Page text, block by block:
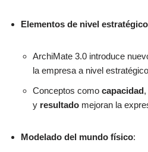
Elementos de nivel estratégico
ArchiMate 3.0 introduce
la empresa a nivel
Conceptos como capacidad,
y resultado mejoran la
Modelado del mundo físico: